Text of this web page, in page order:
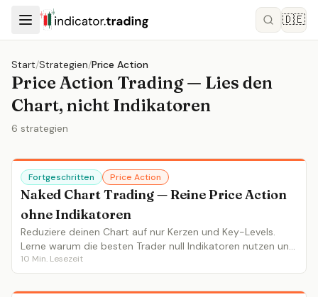
🇩🇪
Start/Strategien/Price Action
Price Action Trading — Lies den
Chart, nicht Indikatoren
6 strategien
Fortgeschritten Price Action
Naked Chart Trading — Reine Price Action
ohne Indikatoren
Reduziere deinen Chart auf nur Kerzen und Key-Levels.
Lerne warum die besten Trader null Indikatoren nutzen und
die Kunst der minimalistischen Chartanalyse.
10 Min. Lesezeit